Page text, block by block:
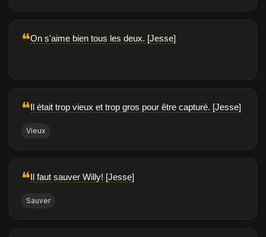
❝On s'aime bien tous les deux. [Jesse]
❝Il était trop vieux et trop gros pour être capturé. [Jesse]
Vieux
❝Il faut sauver Willy! [Jesse]
Sauver